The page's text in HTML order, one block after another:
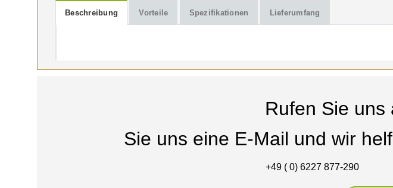
Beschreibung Vorteile Spezifikationen Lieferumfang
Rufen Sie uns
Sie uns eine E-Mail und wir
+49 ( 0) 6227 877-290